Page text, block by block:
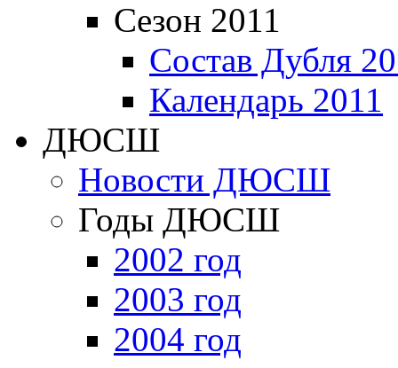
Сезон 2011
Состав Дубля
Календарь 2011
ДЮСШ
Новости ДЮСШ
Годы ДЮСШ
2002 год
2003 год
2004 год